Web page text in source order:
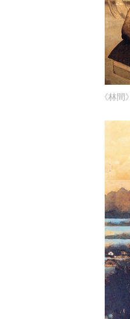
《林